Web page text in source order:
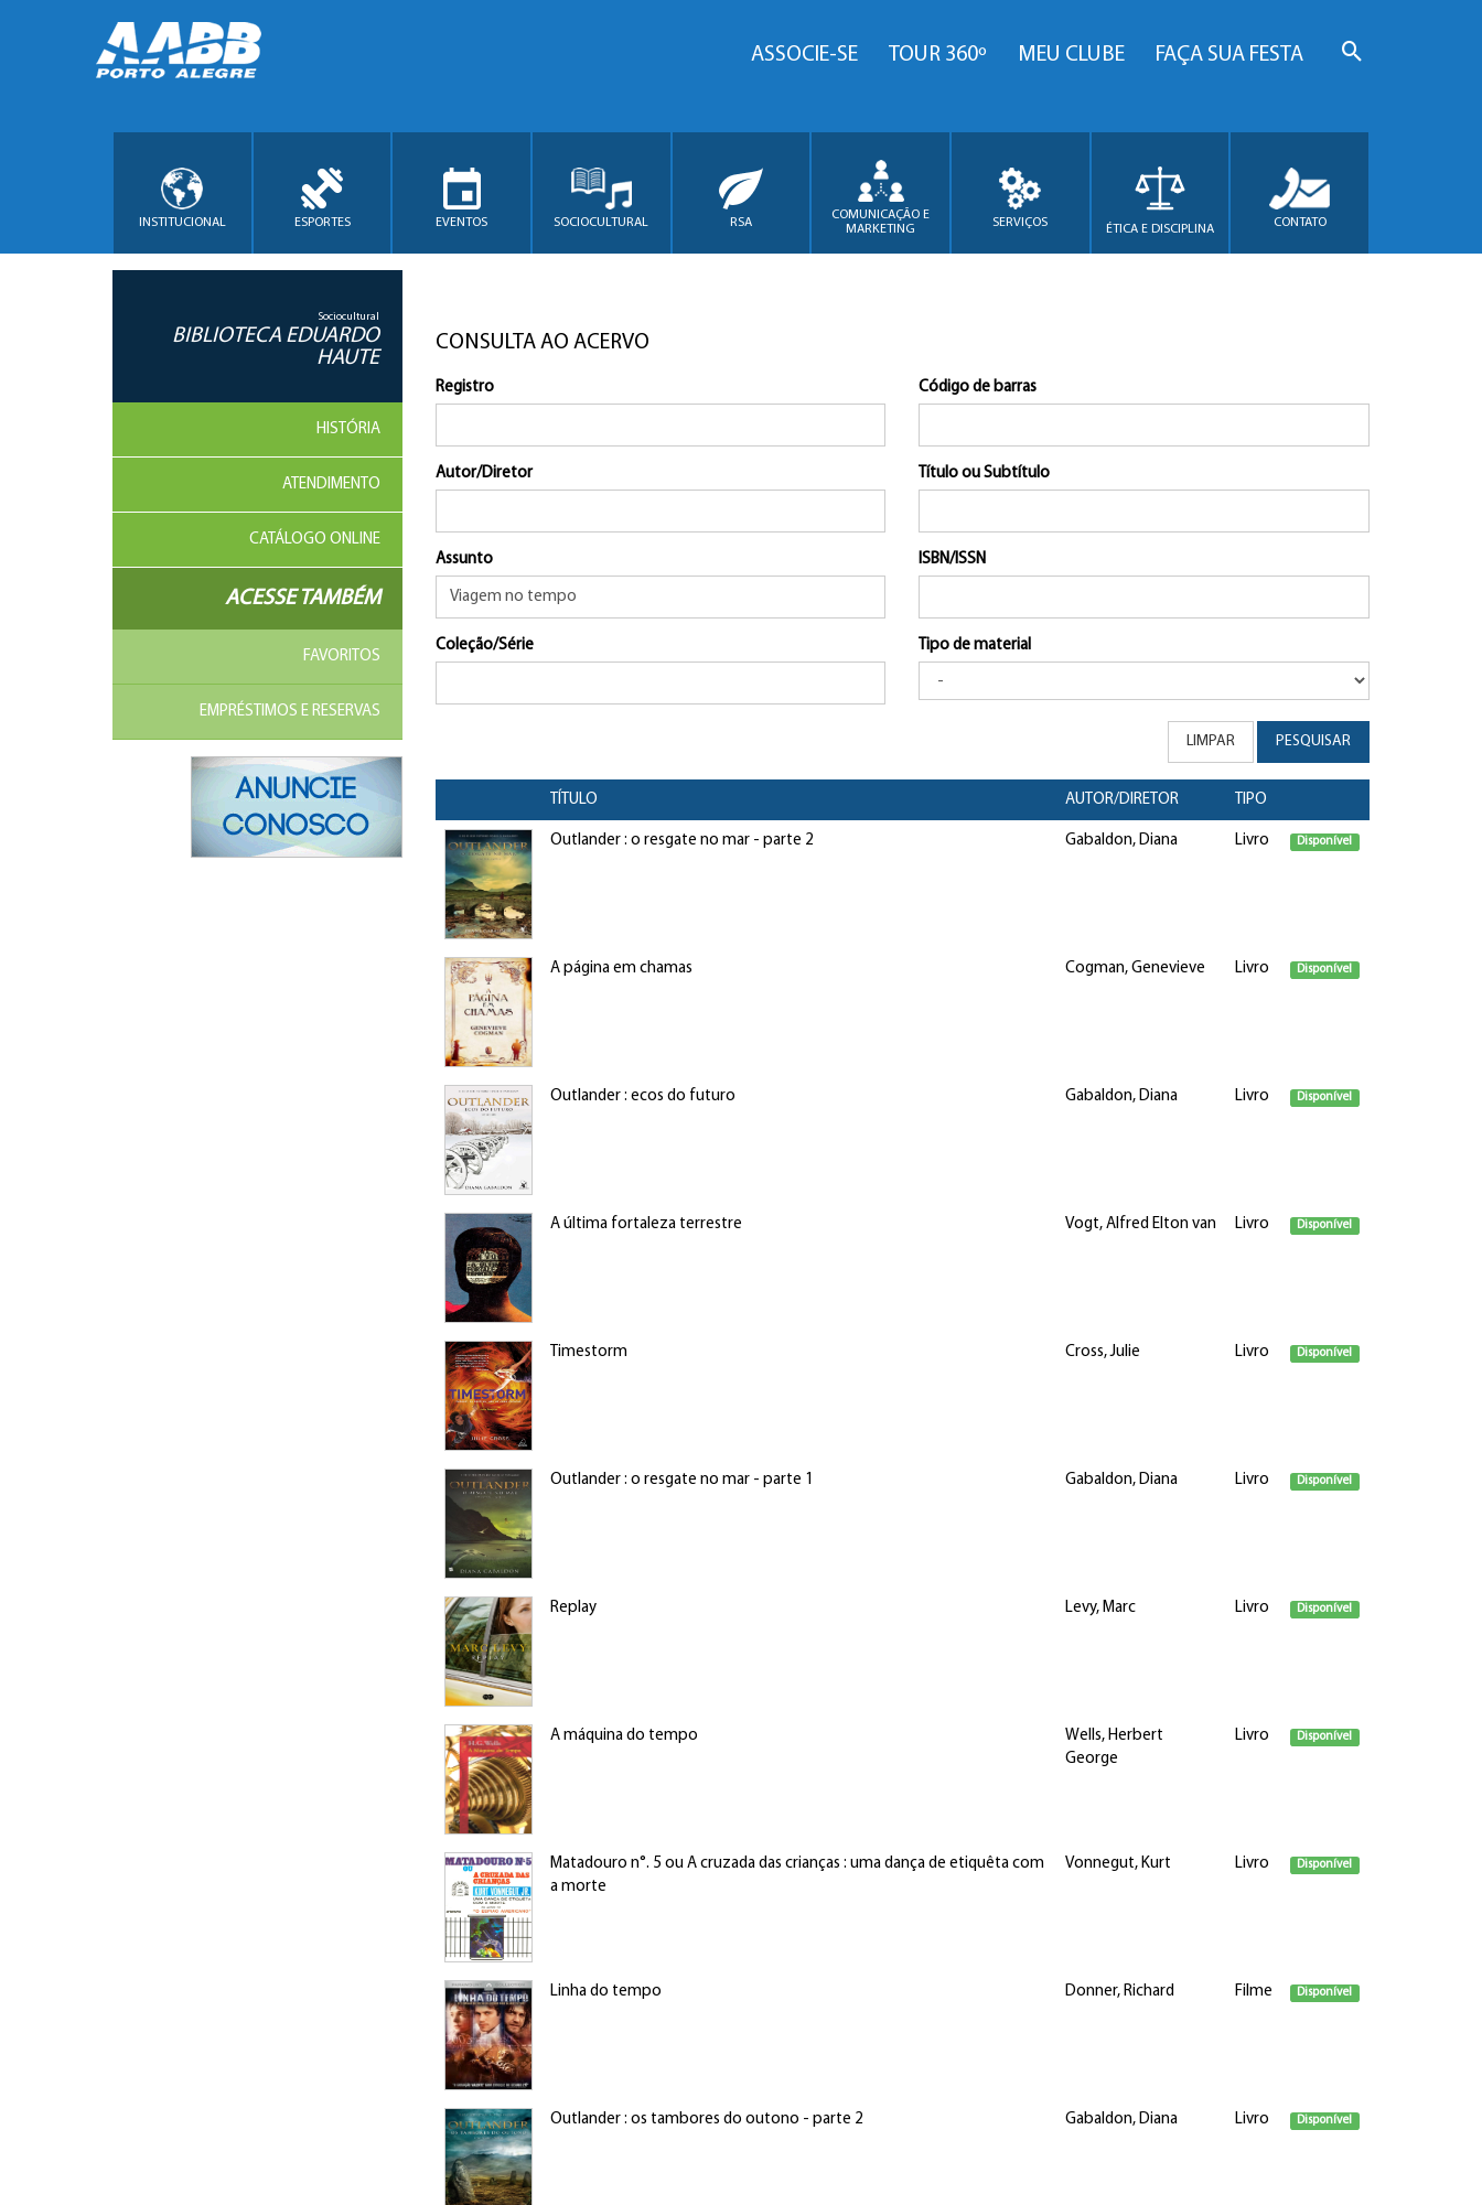
ASSOCIE-SE TOUR 360º MEU CLUBE FAÇA SUA FESTA
INSTITUCIONAL ESPORTES EVENTOS SOCIOCULTURAL RSA
COMUNICAÇÃO E
MARKETING
SERVIÇOS ÉTICA E DISCIPLINA CONTATO
Sociocultural
BIBLIOTECA EDUARDO
HAUTE
HISTÓRIA
ATENDIMENTO
CATÁLOGO ONLINE
ACESSE TAMBÉM
FAVORITOS
EMPRÉSTIMOS E RESERVAS
CONSULTA AO ACERVO
Registro Código de barras
Autor/Diretor Título ou Subtítulo
Assunto ISBN/ISSN
Coleção/Série Tipo de material
LIMPAR PESQUISAR
TÍTULO AUTOR/DIRETOR TIPO
Outlander : o resgate no mar - parte 2 Gabaldon, Diana Livro Disponível
A página em chamas Cogman, Genevieve Livro Disponível
Outlander : ecos do futuro Gabaldon, Diana Livro Disponível
A última fortaleza terrestre Vogt, Alfred Elton van Livro Disponível
Timestorm Cross, Julie Livro Disponível
Outlander : o resgate no mar - parte 1 Gabaldon, Diana Livro Disponível
Replay Levy, Marc Livro Disponível
A máquina do tempo
Wells, Herbert
George
Livro Disponível
Matadouro n°. 5 ou A cruzada das crianças : uma dança de etiquêta com
a morte
Vonnegut, Kurt Livro Disponível
Linha do tempo Donner, Richard Filme Disponível
Outlander : os tambores do outono - parte 2 Gabaldon, Diana Livro Disponível